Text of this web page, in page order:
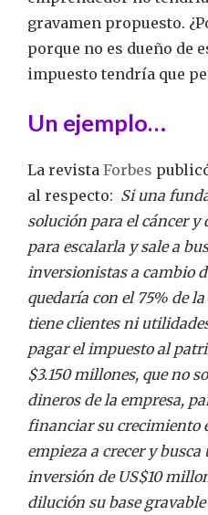
gravamen propuesto.
porque no es dueño de
impuesto tendría que
Un ejemplo…
La revista Forbes
al respecto: Si una
solución para el cáncer y
para escalarla y sale a
inversionistas a cambio
quedaría con el 75% de
tiene clientes ni
pagar el impuesto al
$3.150 millones, que no
dineros de la empresa,
financiar su crecimiento
empieza a crecer y
inversión de US$10
dilución su base